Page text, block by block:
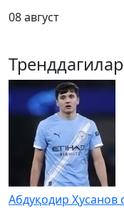
08 август
Тренддагилар
Абдуқодир Ҳусанов